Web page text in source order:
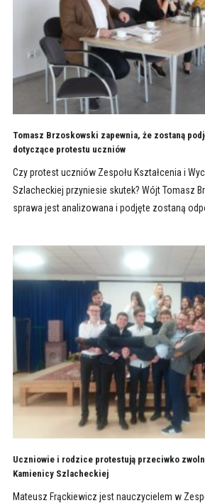
Tomasz Brzoskowski zapewnia, że zostaną
dotyczące protestu uczniów
Czy protest uczniów Zespołu Kształcenia i
Szlacheckiej przyniesie skutek? Wójt Tomasz
sprawa jest analizowana i podjęte zostaną
Uczniowie i rodzice protestują przeciwko
Kamienicy Szlacheckiej
Mateusz Frąckiewicz jest nauczycielem w